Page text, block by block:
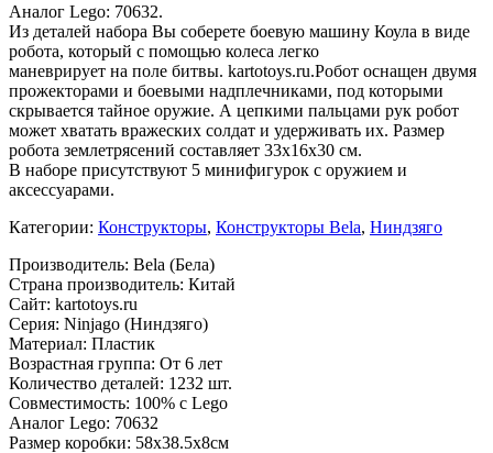
Аналог Lego: 70632.
Из деталей набора Вы соберете боевую машину Коула в виде
робота, который с помощью колеса легко
маневрирует на поле битвы. kartotoys.ru.Робот оснащен двумя
прожекторами и боевыми надплечниками, под которыми
скрывается тайное оружие. А цепкими пальцами рук робот
может хватать вражеских солдат и удерживать их. Размер
робота землетрясений составляет 33х16х30 см.
В наборе присутствуют 5 минифигурок с оружием и
аксессуарами.
Категории: Конструкторы, Конструкторы Bela, Ниндзяго
Производитель: Bela (Бела)
Страна производитель: Китай
Сайт: kartotoys.ru
Серия: Ninjago (Ниндзяго)
Материал: Пластик
Возрастная группа: От 6 лет
Количество деталей: 1232 шт.
Совместимость: 100% с Lego
Аналог Lego: 70632
Размер коробки: 58х38.5х8см